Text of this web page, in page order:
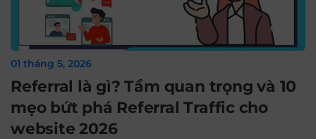
01 tháng 5, 2026
Referral là gì? Tầm quan trọng và 10
mẹo bứt phá Referral Traffic cho
website 2026